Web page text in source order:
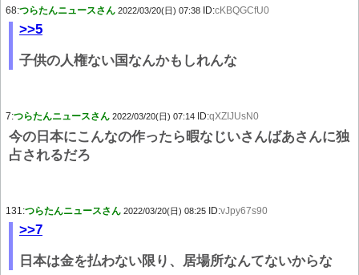
68:つらたんニュースさん 2022/03/20(日) 07:38 ID:cKBQGCfU0
>>5
子供の人権ない国なんかもしれんな
7:つらたんニュースさん 2022/03/20(日) 07:14 ID:qXZIJUsN0
今の日本にこんなの作ったら暇なじいさんばあさんに独
占されるだろ
131:つらたんニュースさん 2022/03/20(日) 08:25 ID:vJpy67s90
>>7
日本は金を払わない限り、居場所なんてないからな